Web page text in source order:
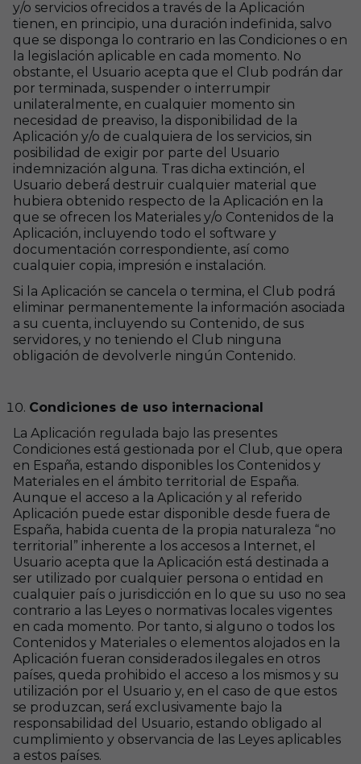
y/o servicios ofrecidos a través de la Aplicación
tienen, en principio, una duración indefinida, salvo
que se disponga lo contrario en las Condiciones o en
la legislación aplicable en cada momento. No
obstante, el Usuario acepta que el Club podrán dar
por terminada, suspender o interrumpir
unilateralmente, en cualquier momento sin
necesidad de preaviso, la disponibilidad de la
Aplicación y/o de cualquiera de los servicios, sin
posibilidad de exigir por parte del Usuario
indemnización alguna. Tras dicha extinción, el
Usuario deberá́ destruir cualquier material que
hubiera obtenido respecto de la Aplicación en la
que se ofrecen los Materiales y/o Contenidos de la
Aplicación, incluyendo todo el software y
documentación correspondiente, así como
cualquier copia, impresión e instalación.
Si la Aplicación se cancela o termina, el Club podrá
eliminar permanentemente la información asociada
a su cuenta, incluyendo su Contenido, de sus
servidores, y no teniendo el Club ninguna
obligación de devolverle ningún Contenido.
Condiciones de uso internacional
La Aplicación regulada bajo las presentes
Condiciones está gestionada por el Club, que opera
en España, estando disponibles los Contenidos y
Materiales en el ámbito territorial de España.
Aunque el acceso a la Aplicación y al referido
Aplicación puede estar disponible desde fuera de
España, habida cuenta de la propia naturaleza “no
territorial” inherente a los accesos a Internet, el
Usuario acepta que la Aplicación está destinada a
ser utilizado por cualquier persona o entidad en
cualquier país o jurisdicción en lo que su uso no sea
contrario a las Leyes o normativas locales vigentes
en cada momento. Por tanto, si alguno o todos los
Contenidos y Materiales o elementos alojados en la
Aplicación fueran considerados ilegales en otros
países, queda prohibido el acceso a los mismos y su
utilización por el Usuario y, en el caso de que estos
se produzcan, será́ exclusivamente bajo la
responsabilidad del Usuario, estando obligado al
cumplimiento y observancia de las Leyes aplicables
a estos países.